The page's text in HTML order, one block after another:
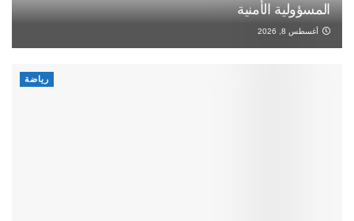
المسؤولية الأمنية
أغسطس 8, 2026
رياضة